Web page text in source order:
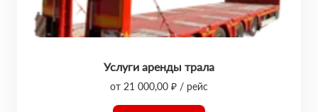
Услуги аренды трала
от 21 000,00 ₽ / рейс